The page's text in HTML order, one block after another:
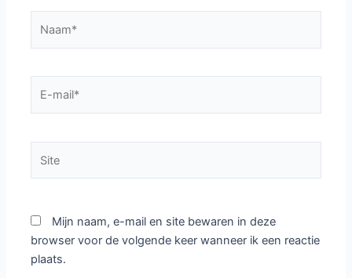
mail*
Mijn naam, e-mail en site bewaren in deze
browser voor de volgende keer wanneer ik een reactie
plaats.